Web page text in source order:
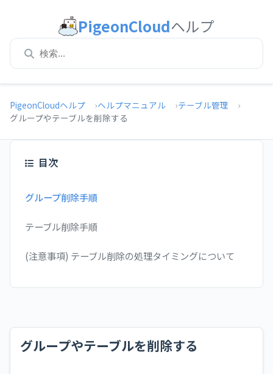
PigeonCloudヘルプ
PigeonCloudヘルプ ヘルプマニュアル
テーブル管理
グループやテーブルを削除する
目次
グループ削除手順
テーブル削除手順
(注意事項) テーブル削除の処理タイミングについて
グループやテーブルを削除する